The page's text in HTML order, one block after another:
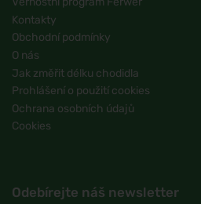
Kontakty
Obchodní podmínky
O nás
Jak změřit délku chodidla
Prohlášení o použití cookies
Ochrana osobních údajů
Cookies
Odebírejte náš newsletter